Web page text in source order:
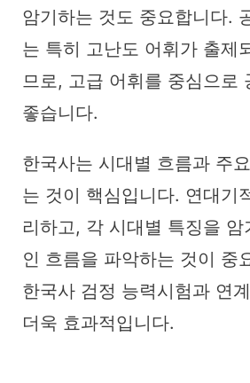
암기하는 것도 중요합니다.
는 특히 고난도 어휘가 출제
므로, 고급 어휘를 중심으로
좋습니다.
한국사는 시대별 흐름과 주
는 것이 핵심입니다. 연대기
리하고, 각 시대별 특징을 암
인 흐름을 파악하는 것이 중
한국사 검정 능력시험과 연
더욱 효과적입니다.